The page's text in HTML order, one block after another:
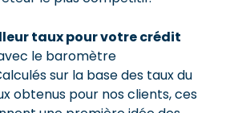
taux pour votre crédit
le baromètre
sur la base des taux du
obtenus pour nos clients, ces